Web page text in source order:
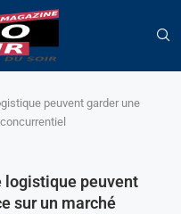
peuvent garder une
logistique peuvent
sur un marché